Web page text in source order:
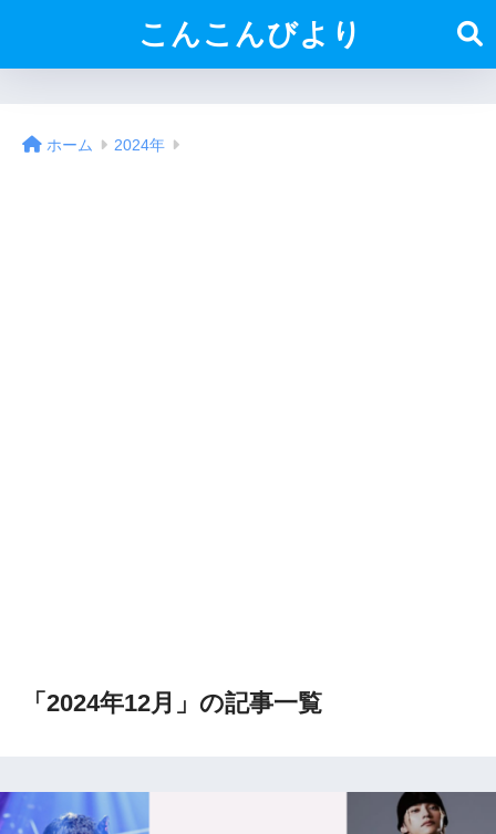
こんこんびより
ホーム 2024年
「2024年12月」の記事一覧